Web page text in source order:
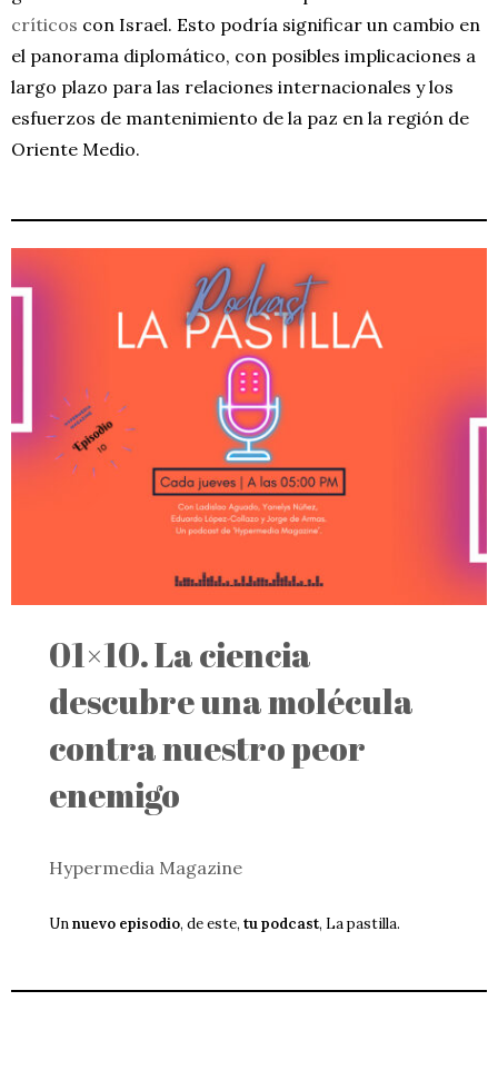
críticos con Israel. Esto podría significar un cambio en
el panorama diplomático, con posibles implicaciones a
largo plazo para las relaciones internacionales y los
esfuerzos de mantenimiento de la paz en la región de
Oriente Medio.
01×10. La ciencia
descubre una molécula
contra nuestro peor
enemigo
Hypermedia Magazine
Unnuevo episodio, de este,tu podcast, La pastilla.